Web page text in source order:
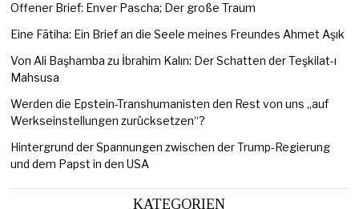
Offener Brief: Enver Pascha; Der große Traum
Eine Fātiha: Ein Brief an die Seele meines Freundes Ahmet Aşık
Von Ali Başhamba zu İbrahim Kalın: Der Schatten der Teşkilat-ı
Mahsusa
Werden die Epstein-Transhumanisten den Rest von uns „auf
Werkseinstellungen zurücksetzen“?
Hintergrund der Spannungen zwischen der Trump-Regierung
und dem Papst in den USA
KATEGORIEN